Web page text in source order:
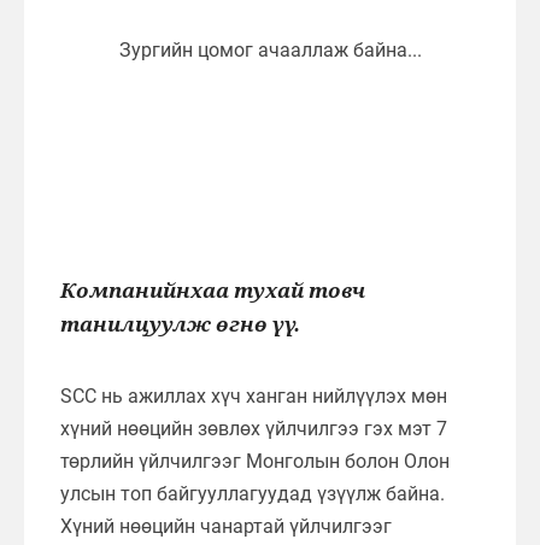
Компанийнхаа тухай товч
танилцуулж өгнө үү.
SCC нь ажиллах хүч ханган нийлүүлэх мөн
хүний нөөцийн зөвлөх үйлчилгээ гэх мэт 7
төрлийн үйлчилгээг Монголын болон Олон
улсын топ байгууллагуудад үзүүлж байна.
Хүний нөөцийн чанартай үйлчилгээг